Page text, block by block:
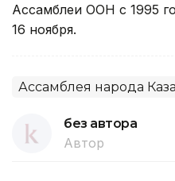
Ассамблеи ООН с 1995
16 ноября.
Ассамблея народа
без автора
Автор